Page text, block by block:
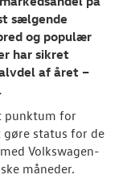
Tilmeld dig
Danmarks
Aktuelt
RESERVEDELE
sælgende
og populær
har sikret
af året –
punktum for
status for de
Volkswagen-
måneder.